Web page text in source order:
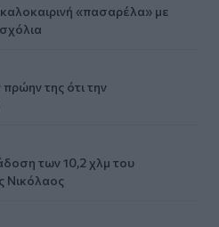
«πασαρέλα» με
της ότι την
των 10,2 χλμ του
Νικόλαος